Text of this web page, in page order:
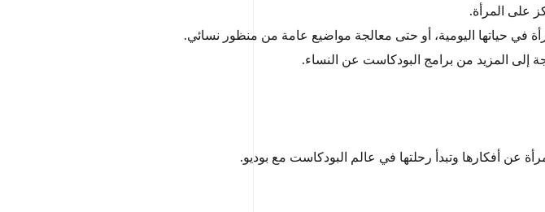
على المرأة.
في حياتها اليومية، أو حتى معالجة مواضيع عامة من منظور نسائي.
إلى المزيد من برامج البودكاست عن النساء.
عن أفكارها وتبدأ رحلتها في عالم البودكاست مع بوديو.